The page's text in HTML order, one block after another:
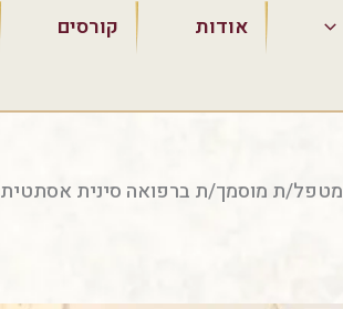
אודות קורסים
מטפל/ת מוסמך/ת ברפואה סינית אסתטית